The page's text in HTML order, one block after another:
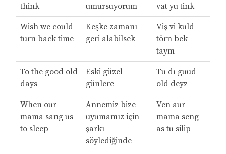
think
umursuyorum
vat yu tink
Wish we could
turn back time
Keşke zamanı
geri alabilsek
Viş vi kuld
törn bek
taym
To the good old
days
Eski güzel
günlere
Tu dı guud
old deyz
When our
mama sang us
to sleep
Annemiz bize
uyumamız için
şarkı
söylediğinde
Ven aur
mama seng
as tu silip